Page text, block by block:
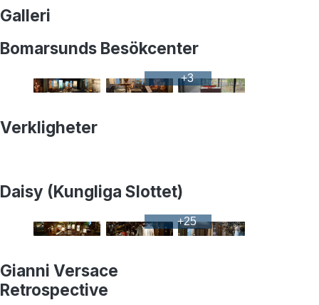
Galleri
Bomarsunds Besökcenter
+3
Verkligheter
Daisy (Kungliga Slottet)
+25
Gianni Versace
Retrospective